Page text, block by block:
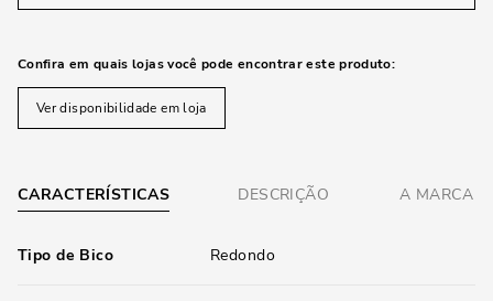
Confira em quais lojas você pode encontrar este produto:
Ver disponibilidade em loja
CARACTERÍSTICAS DESCRIÇÃO A MARCA
Tipo de Bico Redondo